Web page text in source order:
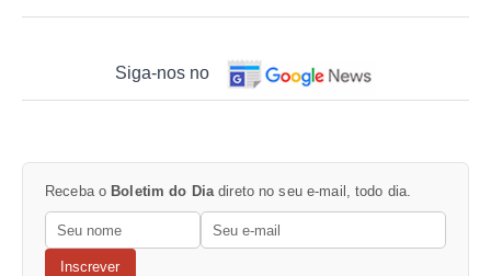
Siga-nos no
Receba o Boletim do Dia direto no seu e-mail, todo dia.
Inscrever